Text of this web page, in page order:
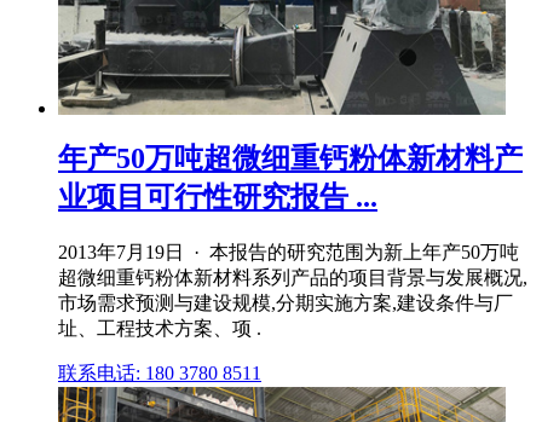
年产50万吨超微细重钙粉体新材料产
业项目可行性研究报告 ...
2013年7月19日 · 本报告的研究范围为新上年产50万吨
超微细重钙粉体新材料系列产品的项目背景与发展概况,
市场需求预测与建设规模,分期实施方案,建设条件与厂
址、工程技术方案、项 .
联系电话: 180 3780 8511